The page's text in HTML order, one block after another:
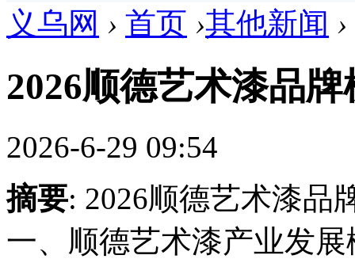
义乌网 › 首页 ›其他新闻 ›
2026顺德艺术漆品
2026-6-29 09:54
摘要: 2026顺德艺术漆品
一、顺德艺术漆产业发